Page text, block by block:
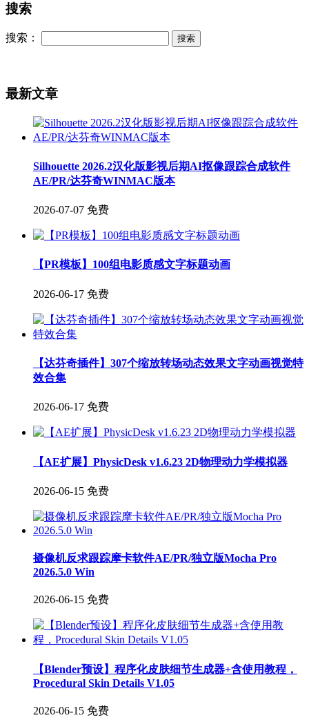
搜索
搜索：
最新文章
Silhouette 2026.2汉化版影视后期AI抠像跟踪合成软件
AE/PR/达芬奇WINMAC版本
2026-07-07 免费
【PR模板】100组电影质感文字标题动画
2026-06-17 免费
【达芬奇插件】307个缩放转场动态效果文字动画视觉特
效合集
2026-06-17 免费
【AE扩展】PhysicDesk v1.6.23 2D物理动力学模拟器
2026-06-15 免费
摄像机反求跟踪摩卡软件AE/PR/独立版Mocha Pro
2026.5.0 Win
2026-06-15 免费
【Blender预设】程序化皮肤细节生成器+含使用教程，
Procedural Skin Details V1.05
2026-06-15 免费